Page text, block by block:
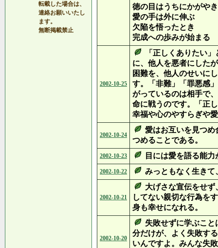
転載した場合は、
連絡お願いいたし
ます。
無断掲載禁止
徳の目はうちにかがやき
愛の手は外に伸ぶ
欠陥を悟ったとき
完成への歩みが始まる
2002-10-25
「正しくありたい
に、他人を悪者にした
困難を、他人のせいに
す。「非難」「罪悪感
がっているのは相手で
命に戦うのです。「正
幸福や心のやすらぎや
2002-10-24
愛はお互いを見つめ
つめることである。
2002-10-23 目には愛を語る能力
2002-10-22 みっともなく生きて
2002-10-21
大げさな宣伝をせ
してない親切な行為を
身も幸せになれる。
2002-10-20
失敗せずに学ぶこ
分だけが、よく失敗す
いんですよ。みんな失